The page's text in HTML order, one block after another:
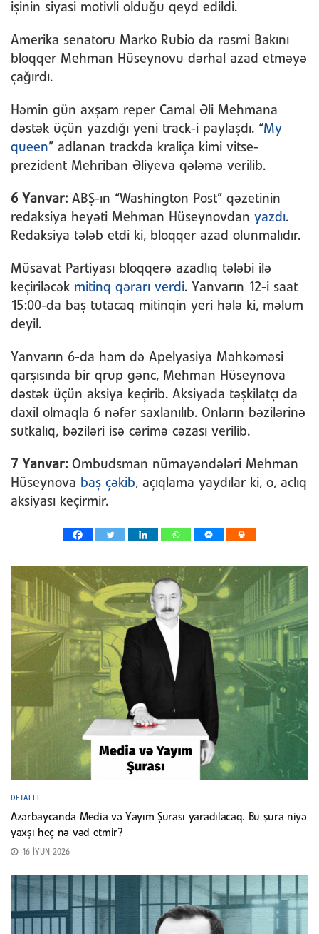
işinin siyasi motivli olduğu qeyd edildi.
Amerika senatoru Marko Rubio da rəsmi Bakını
bloqqer Mehman Hüseynovu dərhal azad etməyə
çağırdı.
Həmin gün axşam reper Camal Əli Mehmana
dəstək üçün yazdığı yeni track-i paylaşdı. “My
queen” adlanan trackdə kraliça kimi vitse-
prezident Mehriban Əliyeva qələmə verilib.
6 Yanvar: ABŞ-ın “Washington Post” qəzetinin
redaksiya heyəti Mehman Hüseynovdan yazdı.
Redaksiya tələb etdi ki, bloqqer azad olunmalıdır.
Müsavat Partiyası bloqqerə azadlıq tələbi ilə
keçiriləcək mitinq qərarı verdi. Yanvarın 12-i saat
15:00-da baş tutacaq mitinqin yeri hələ ki, məlum
deyil.
Yanvarın 6-da həm də Apelyasiya Məhkəməsi
qarşısında bir qrup gənc, Mehman Hüseynova
dəstək üçün aksiya keçirib. Aksiyada təşkilatçı da
daxil olmaqla 6 nəfər saxlanılıb. Onların bəzilərinə
sutkalıq, bəziləri isə cərimə cəzası verilib.
7 Yanvar: Ombudsman nümayəndələri Mehman
Hüseynova baş çəkib, açıqlama yaydılar ki, o, aclıq
aksiyası keçirmir.
DETALLI
Azərbaycanda Media və Yayım Şurası yaradılacaq. Bu şura niyə
yaxşı heç nə vəd etmir?
16 İYUN 2026